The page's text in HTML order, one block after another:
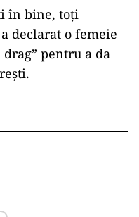
în bine, toți
declarat o femeie
pentru a da